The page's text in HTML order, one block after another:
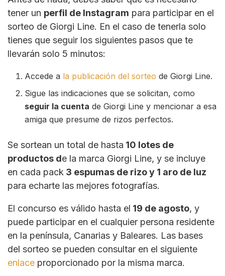
tener un perfil de Instagram para participar en el
sorteo de Giorgi Line. En el caso de tenerla solo
tienes que seguir los siguientes pasos que te
llevarán solo 5 minutos:
Accede a la publicación del sorteo de Giorgi Line.
Sigue las indicaciones que se solicitan, como
seguir la cuenta de Giorgi Line y mencionar a esa
amiga que presume de rizos perfectos.
Se sortean un total de hasta 10 lotes de
productos de la marca Giorgi Line, y se incluye
en cada pack 3 espumas de rizo y 1 aro de luz
para echarte las mejores fotografías.
El concurso es válido hasta el 19 de agosto, y
puede participar en el cualquier persona residente
en la península, Canarias y Baleares. Las bases
del sorteo se pueden consultar en el siguiente
enlace proporcionado por la misma marca.